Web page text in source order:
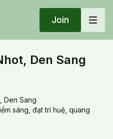
Join
Den Sang
Den Sang
sáng, đạt trí huệ, quang
spot to bright spot or